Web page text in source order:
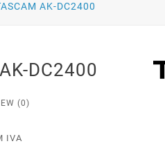
AK-DC2400
DC2400
(0)
IVA